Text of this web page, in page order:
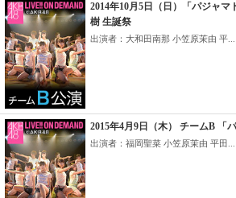
2014年10月5日（日）「パジャマ
樹 生誕祭
出演者：大和田南那 小笠原茉由 平...
2015年4月9日（木） チームB 「
出演者：福岡聖菜 小笠原茉由 平田...